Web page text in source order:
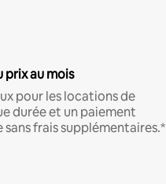
prix au mois
pour les locations de
durée et un paiement
sans frais supplémentaires.*